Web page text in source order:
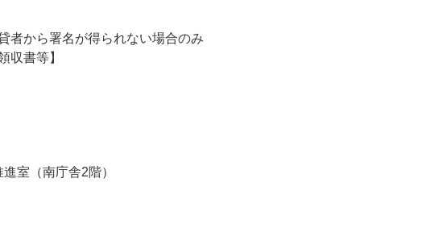
者から署名が得られない場合のみ
収書等】
室（南庁舎2階）